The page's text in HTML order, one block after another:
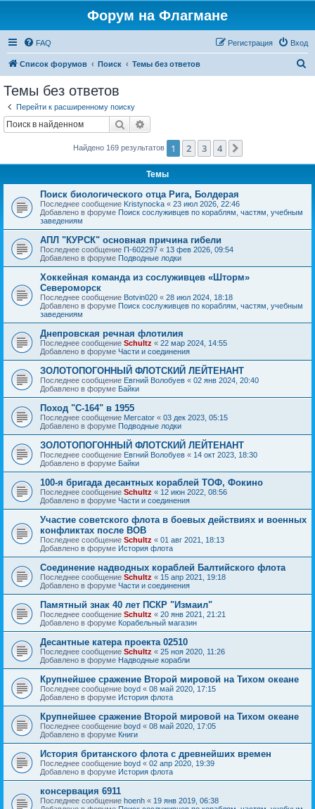
Форум на Флагмане
FAQ Вход
Регистрация
Список форумов Поиск Темы без ответов
Темы без ответов
Перейти к расширенному поиску
Поиск
Найдено 169 результатов 1 2 3 4
Темы
Поиск биологического отца Рига, Болдерая
Последнее сообщение Kristynocka « 23 июл 2026, 22:46
Добавлено в форуме Поиск сослуживцев по кораблям, частям, учебным
заведениям
АПЛ "КУРСК" основная причина гибели
Последнее сообщение П-602297 « 13 фев 2026, 09:54
Добавлено в форуме Подводные лодки
Хоккейная команда из сослуживцев «Шторм»
Североморск
Последнее сообщение Botvin020 « 28 июл 2024, 18:18
Добавлено в форуме Поиск сослуживцев по кораблям, частям, учебным
заведениям
Днепровская речная флотилия
Последнее сообщение Schultz « 22 мар 2024, 14:55
Добавлено в форуме Части и соединения
ЗОЛОТОПОГОННЫЙ ФЛОТСКИЙ ЛЕЙТЕНАНТ
Последнее сообщение Евгний Волобуев « 02 янв 2024, 20:40
Добавлено в форуме Байки
Поход "С-164" в 1955
Последнее сообщение Mercator « 03 дек 2023, 05:15
Добавлено в форуме Подводные лодки
ЗОЛОТОПОГОННЫЙ ФЛОТСКИЙ ЛЕЙТЕНАНТ
Последнее сообщение Евгний Волобуев « 14 окт 2023, 18:30
Добавлено в форуме Байки
100-я бригада десантных кораблей ТОФ, Фокино
Последнее сообщение Schultz « 12 июн 2022, 08:56
Добавлено в форуме Части и соединения
Участие советского флота в боевых действиях и военных
конфликтах после ВОВ
Последнее сообщение Schultz « 01 авг 2021, 18:13
Добавлено в форуме История флота
Соединение надводных кораблей Балтийского флота
Последнее сообщение Schultz « 15 апр 2021, 19:18
Добавлено в форуме Части и соединения
Памятный знак 40 лет ПСКР "Измаил"
Последнее сообщение Schultz « 20 янв 2021, 21:21
Добавлено в форуме Корабельный магазин
Десантные катера проекта 02510
Последнее сообщение Schultz « 25 ноя 2020, 11:26
Добавлено в форуме Надводные корабли
Крупнейшее сражение Второй мировой на Тихом океане
Последнее сообщение boyd « 08 май 2020, 17:15
Добавлено в форуме История флота
Крупнейшее сражение Второй мировой на Тихом океане
Последнее сообщение boyd « 08 май 2020, 17:05
Добавлено в форуме Книги
История британского флота с древнейших времен
Последнее сообщение boyd « 02 апр 2020, 19:39
Добавлено в форуме История флота
консервация 6911
Последнее сообщение hoenh « 19 янв 2019, 06:38